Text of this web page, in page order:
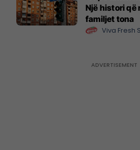
Një histori që
familjet tona
Viva Fresh